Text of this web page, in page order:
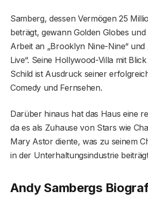
Samberg, dessen Vermögen 25
beträgt, gewann Golden Globes
Arbeit an „Brooklyn Nine-Nine“ und
Live“. Seine Hollywood-Villa mit
Schild ist Ausdruck seiner
Comedy und Fernsehen.
Darüber hinaus hat das Haus eine
da es als Zuhause von Stars wie
Mary Astor diente, was zu seinem
in der Unterhaltungsindustrie
Andy Sambergs